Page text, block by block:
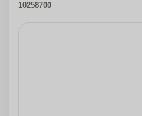
10258700